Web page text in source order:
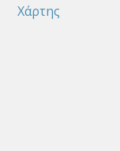
Χάρτης